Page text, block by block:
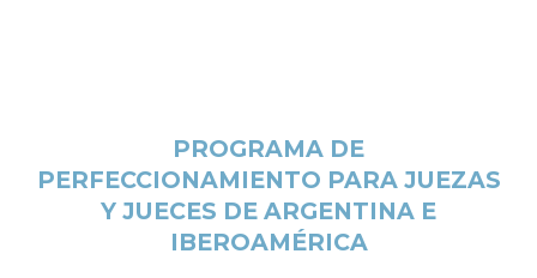
PROGRAMA DE
PERFECCIONAMIENTO PARA JUEZAS
Y JUECES DE ARGENTINA E
IBEROAMÉRICA